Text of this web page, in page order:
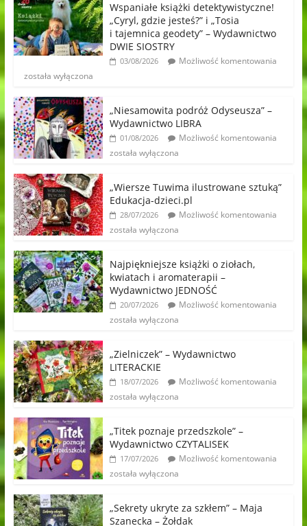
Wspaniałe książki detektywistyczne!
„Cyryl, gdzie jesteś?” i „Tosia
i tajemnica geodety” – Wydawnictwo
DWIE SIOSTRY
03/08/2026
Możliwość komentowania
została wyłączona
„Niesamowita podróż Odyseusza” –
Wydawnictwo LIBRA
01/08/2026
Możliwość komentowania
została wyłączona
„Wiersze Tuwima ilustrowane sztuką”
Edukacja-dzieci.pl
28/07/2026
Możliwość komentowania
została wyłączona
Najpiękniejsze książki o ziołach,
kwiatach i aromaterapii –
Wydawnictwo JEDNOŚĆ
20/07/2026
Możliwość komentowania
została wyłączona
„Zielniczek” – Wydawnictwo
LITERACKIE
18/07/2026
Możliwość komentowania
została wyłączona
„Titek poznaje przedszkole” –
Wydawnictwo CZYTALISEK
17/07/2026
Możliwość komentowania
została wyłączona
„Sekrety ukryte za szkłem” – Maja
Szanecka – Żołdak